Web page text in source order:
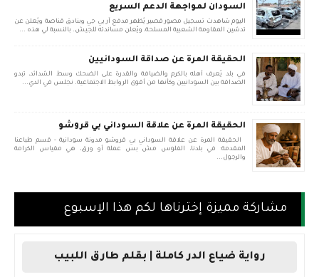
السودان لمواجهة الدعم السريع
اليوم شاهدت تسجيل مصور قصير يُظهر مدفع آر بي جي وبنادق قناصة ويُعلن عن
تدشين المقاومة الشعبية المسلحة، ويُعلن مساندته للجيش. بالنسبة لي هذه ...
الحقيقة المرة عن صداقة السودانيين
في بلد يُعرف أهله بالكرم والضيافة والقدرة على الضحك وسط الشدائد، تبدو
الصداقة بين السودانيين وكأنها من أقوى الروابط الاجتماعية. نجلس في الدي...
الحقيقة المرة عن علاقة السوداني بي قروشو
الحقيقة المرة عن علاقة السوداني بي قروشو مدونة سودانية - قسم طباعنا
المقدمة: في بلدنا، الفلوس مش بس عملة أو ورق، هي مقياس الكرامة
والرجول...
مشاركة مميزة إخترناها لكم هذا الإسبوع
رواية ضياع الدر كاملة | بقلم طارق اللبيب